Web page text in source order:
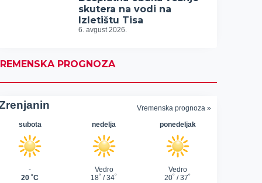
skutera na vodi na
Izletištu Tisa
6. avgust 2026.
PROGNOZA